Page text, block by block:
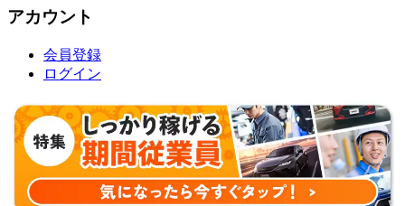
アカウント
会員登録
ログイン